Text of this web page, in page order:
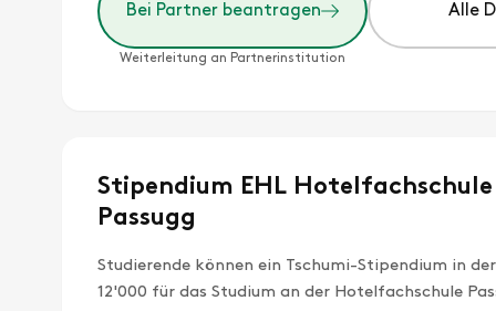
Bei Partner beantragen
Weiterleitung an Partnerinstitution
Alle
Stipendium EHL Hotelfachschule
Passugg
Studierende können ein Tschumi-Stipendium in
12'000 für das Studium an der Hotelfachschule